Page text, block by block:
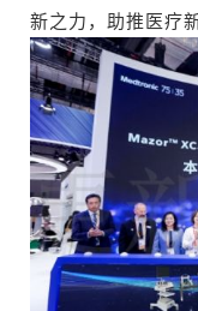
新之力，助推医疗